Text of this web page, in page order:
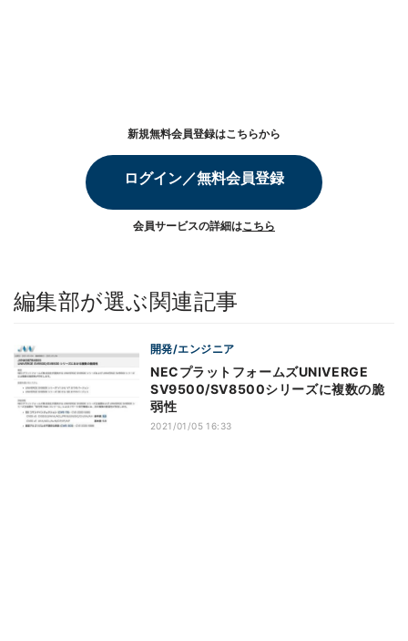
新規無料会員登録はこちらから
ログイン／無料会員登録
会員サービスの詳細はこちら
編集部が選ぶ関連記事
開発/エンジニア
NECプラットフォームズUNIVERGE
SV9500/SV8500シリーズに複数の脆
弱性
2021/01/05 16:33